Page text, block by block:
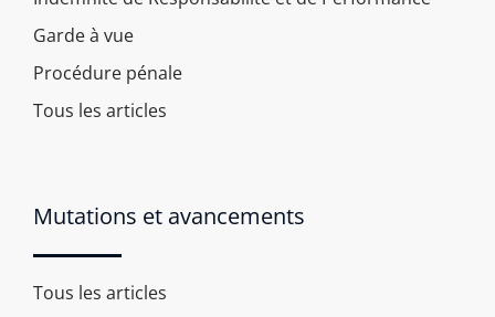
Garde à vue
Procédure pénale
Tous les articles
Mutations et avancements
Tous les articles